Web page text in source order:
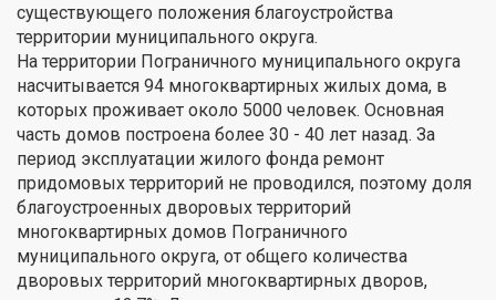
существующего положения благоустройства
территории муниципального округа.
На территории Пограничного муниципального округа
насчитывается 94 многоквартирных жилых дома, в
которых проживает около 5000 человек. Основная
часть домов построена более 30 - 40 лет назад. За
период эксплуатации жилого фонда ремонт
придомовых территорий не проводился, поэтому доля
благоустроенных дворовых территорий
многоквартирных домов Пограничного
муниципального округа, от общего количества
дворовых территорий многоквартирных дворов,